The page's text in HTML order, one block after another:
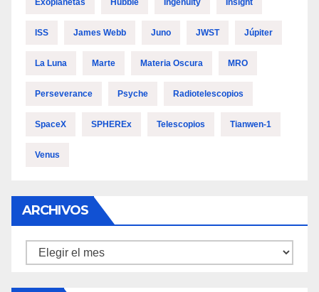
Exoplanetas Hubble Ingenuity Insight
ISS James Webb Juno JWST Júpiter
La Luna Marte Materia Oscura MRO
Perseverance Psyche Radiotelescopios
SpaceX SPHEREx Telescopios Tianwen-1
Venus
ARCHIVOS
Archivos